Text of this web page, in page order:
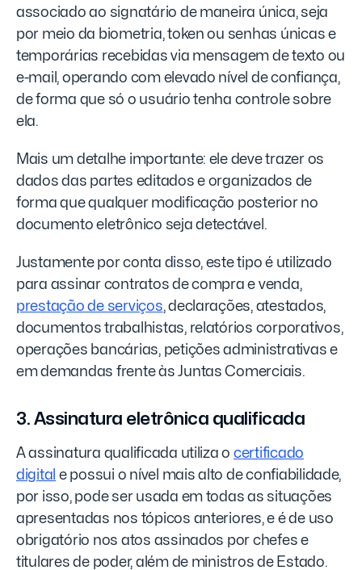
associado ao signatário de maneira única, seja
por meio da biometria, token ou senhas únicas e
temporárias recebidas via mensagem de texto ou
e-mail, operando com elevado nível de confiança,
de forma que só o usuário tenha controle sobre
ela.
Mais um detalhe importante: ele deve trazer os
dados das partes editados e organizados de
forma que qualquer modificação posterior no
documento eletrônico seja detectável.
Justamente por conta disso, este tipo é utilizado
para assinar contratos de compra e venda,
prestação de serviços, declarações, atestados,
documentos trabalhistas, relatórios corporativos,
operações bancárias, petições administrativas e
em demandas frente às Juntas Comerciais.
3. Assinatura eletrônica qualificada
A assinatura qualificada utiliza o certificado
digital e possui o nível mais alto de confiabilidade,
por isso, pode ser usada em todas as situações
apresentadas nos tópicos anteriores, e é de uso
obrigatório nos atos assinados por chefes e
titulares de poder, além de ministros de Estado.